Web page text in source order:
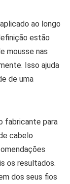
ao longo
estão
mousse nas
Isso ajuda
de uma
fabricante para
cabelo
os resultados.
dos seus fios